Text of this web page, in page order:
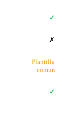
✓
✗
Plantillas de la
comunidad
✓